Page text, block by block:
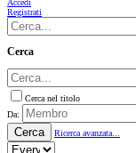
Accedi
Registrati
Cerca
Cerca nel titolo
Da:
Cerca Ricerca avanzata...